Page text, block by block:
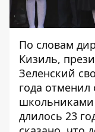
По словам
Кизиль,
Зеленский
года
длилось 23